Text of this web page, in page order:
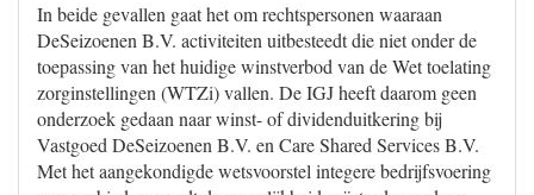
In beide gevallen gaat het om rechtspersonen waaraan
DeSeizoenen B.V. activiteiten uitbesteedt die niet onder de
toepassing van het huidige winstverbod van de Wet toelating
zorginstellingen (WTZi) vallen. De IGJ heeft daarom geen
onderzoek gedaan naar winst- of dividenduitkering bij
Vastgoed DeSeizoenen B.V. en Care Shared Services B.V.
Met het aangekondigde wetsvoorstel integere bedrijfsvoering